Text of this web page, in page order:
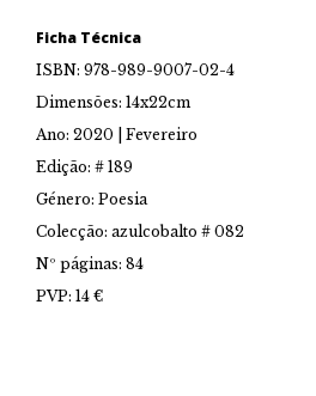
Ficha Técnica
ISBN: 978-989-9007-02-4
Dimensões: 14x22cm
Ano: 2020 | Fevereiro
Edição: # 189
Género: Poesia
Colecção: azulcobalto # 082
Nº páginas: 84
PVP: 14 €